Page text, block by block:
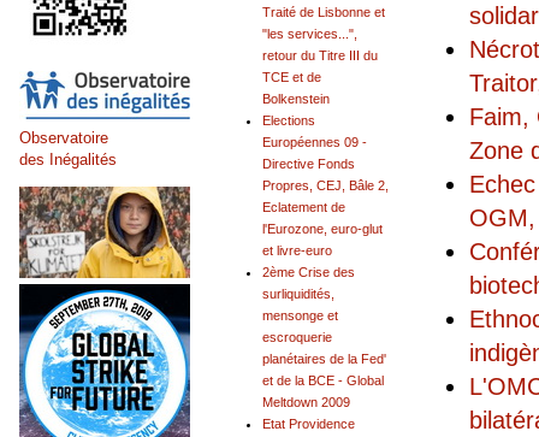
Faim,
Zone
Traité de Lisbonne et
"les services...",
retour du Titre III du
TCE et de
Bolkenstein
Elections
Européennes 09 -
Directive Fonds
Propres, CEJ, Bâle 2,
Eclatement de
l'Eurozone, euro-glut
et livre-euro
2ème Crise des
surliquidités,
mensonge et
escroquerie
planétaires de la Fed'
et de la BCE - Global
Meltdown 2009
Etat Providence
Observatoire
des Inégalités